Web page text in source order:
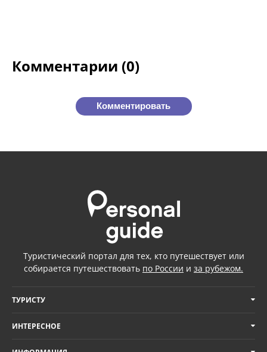
Комментарии (0)
Комментировать
Туристический портал для тех, кто путешествует или
собирается путешествовать по России и за рубежом.
ТУРИСТУ
ИНТЕРЕСНОЕ